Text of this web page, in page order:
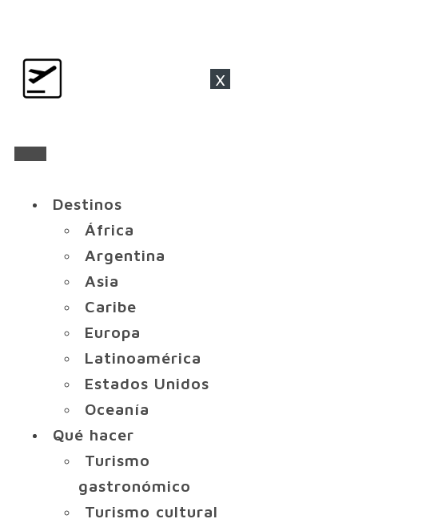
x
Destinos
África
Argentina
Asia
Caribe
Europa
Latinoamérica
Estados Unidos
Oceanía
Qué hacer
Turismo
gastronómico
Turismo cultural